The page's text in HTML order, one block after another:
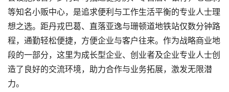
等知名小贩中心，是追求便利与工作生活平衡的专业人士理
想之选。距丹戎巴葛、直落亚逸与珊顿道地铁站仅数分钟路
程，通勤轻松便捷，方便企业与客户往来。作为战略商业地
段的一部分，这里为成长型企业、创业者及企业专业人士创
造了良好的交流环境，助力合作与业务拓展，激发无限潜
力。